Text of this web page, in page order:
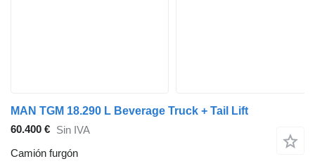
MAN TGM 18.290 L Beverage Truck + Tail Lift
60.400 € Sin IVA
Camión furgón